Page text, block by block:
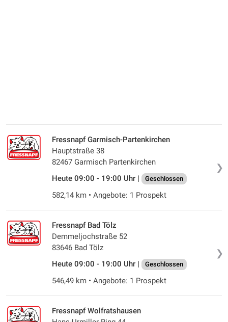
❯
Fressnapf Garmisch-Partenkirchen
Hauptstraße 38
82467 Garmisch Partenkirchen
Heute 09:00 - 19:00 Uhr |
Geschlossen
582,14 km • Angebote: 1 Prospekt
❯
Fressnapf Bad Tölz
Demmeljochstraße 52
83646 Bad Tölz
Heute 09:00 - 19:00 Uhr |
Geschlossen
546,49 km • Angebote: 1 Prospekt
Fressnapf Wolfratshausen